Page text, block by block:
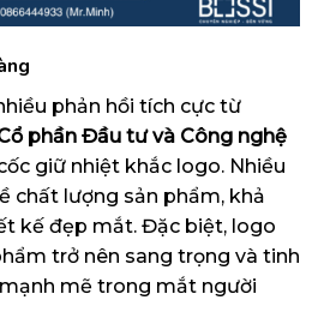
phản hồi tích cực từ
phần Đầu tư và Công nghệ
giữ nhiệt khắc logo. Nhiều
chất lượng sản phẩm, khả
kế đẹp mắt. Đặc biệt, logo
trở nên sang trọng và tinh
mẽ trong mắt người